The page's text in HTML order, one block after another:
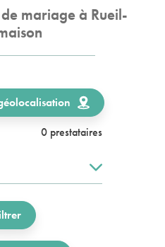
mariage à Rueil-
0 prestataires